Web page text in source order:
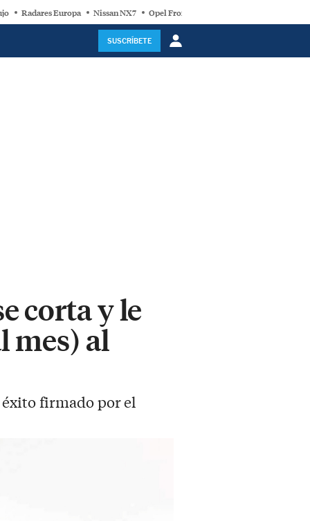
Radares Europa Nissan NX7 Opel Frontera Electric
SUSCRÍBETE
corta y le
mes) al
firmado por el